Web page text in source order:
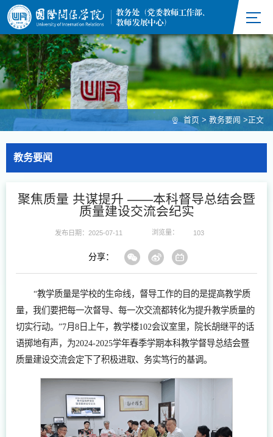
首页 > 教务要闻 >正文
教务要闻
聚焦质量 共谋提升 ——本科督导总结会暨
质量建设交流会纪实
发布日期：2025-07-11 浏览量： 103
分享：
“教学质量是学校的生命线，督导工作的目的是提高教学质
量，我们要把每一次督导、每一次交流都转化为提升教学质量的
切实行动。”7月8日上午，教学楼102会议室里，院长胡继平的话
语掷地有声，为2024-2025学年春季学期本科教学督导总结会暨
质量建设交流会定下了积极进取、务实笃行的基调。